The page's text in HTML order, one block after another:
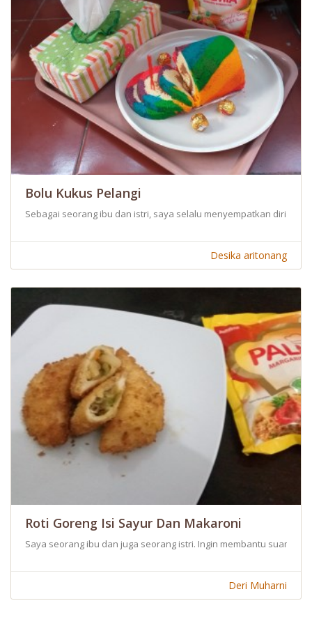
Bolu Kukus Pelangi
Sebagai seorang ibu dan istri, saya selalu menyempatkan diri
Desika aritonang
Roti Goreng Isi Sayur Dan Makaroni
Saya seorang ibu dan juga seorang istri. Ingin membantu suami
Deri Muharni